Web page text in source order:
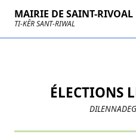
MAIRIE DE SAINT-RIVOAL
TI-KÊR SANT-RIWAL
ÉLECTIONS